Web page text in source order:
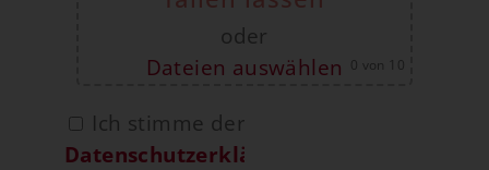
oder
Dateien auswählen 0 von 10
Ich stimme der
Datenschutzerklärung